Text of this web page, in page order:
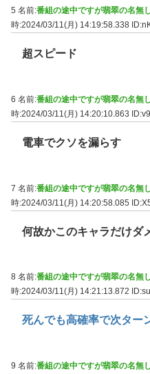
5 名前:番組の途中ですが翡翠の名無
時:2024/03/11(月) 14:19:58.338
超スピード
6 名前:番組の途中ですが翡翠の名無
時:2024/03/11(月) 14:20:10.863
電車でクソを漏らす
7 名前:番組の途中ですが翡翠の名無
時:2024/03/11(月) 14:20:58.085
何故かこのキャラだけダ
8 名前:番組の途中ですが翡翠の名無
時:2024/03/11(月) 14:21:13.872
死んでも高確率で次ター
9 名前:番組の途中ですが翡翠の名無